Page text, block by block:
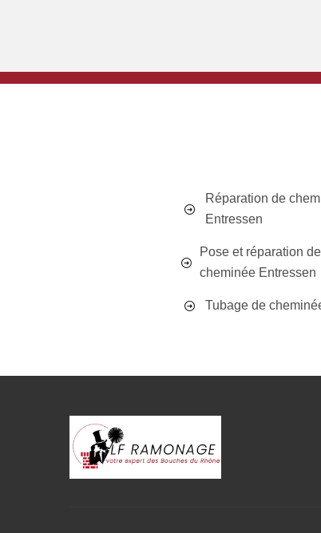
Réparation de
Entressen
Pose et réparation
cheminée Entressen
Tubage de